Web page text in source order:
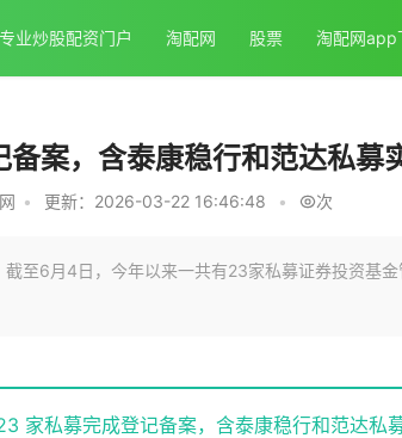
专业炒股配资门户 淘配网 股票 淘配网app
案，含泰康稳行和范达私募
• 更新：2026-03-22 16:46:48 • 次
截至6月4日，今年以来一共有23家私募证券投资基
家私募完成登记备案，含泰康稳行和范达私